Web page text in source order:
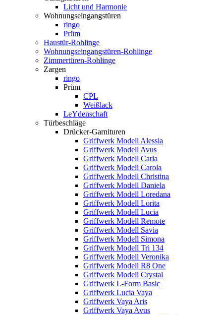
Licht und Harmonie
Wohnungseingangstüren
ringo
Prüm
Haustür-Rohlinge
Wohnungseingangstüren-Rohlinge
Zimmertüren-Rohlinge
Zargen
ringo
Prüm
CPL
Weißlack
LeYdenschaft
Türbeschläge
Drücker-Garnituren
Griffwerk Modell Alessia
Griffwerk Modell Avus
Griffwerk Modell Carla
Griffwerk Modell Carola
Griffwerk Modell Christina
Griffwerk Modell Daniela
Griffwerk Modell Loredana
Griffwerk Modell Lorita
Griffwerk Modell Lucia
Griffwerk Modell Remote
Griffwerk Modell Savia
Griffwerk Modell Simona
Griffwerk Modell Tri 134
Griffwerk Modell Veronika
Griffwerk Modell R8 One
Griffwerk Modell Crystal
Griffwerk L-Form Basic
Griffwerk Lucia Vaya
Griffwerk Vaya Aris
Griffwerk Vaya Avus